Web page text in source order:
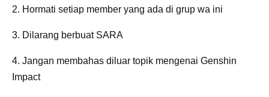
2. Hormati setiap member yang ada di grup wa ini
3. Dilarang berbuat SARA
4. Jangan membahas diluar topik mengenai Genshin
Impact